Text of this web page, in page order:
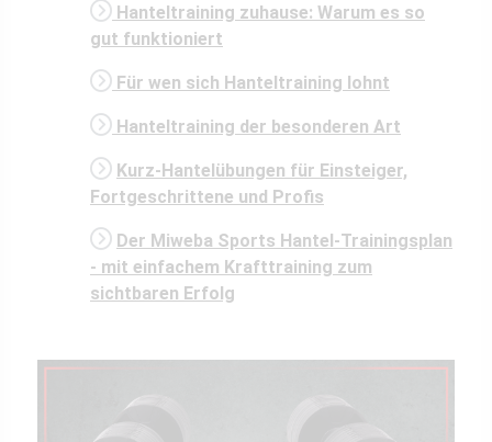
Hanteltraining zuhause: Warum es so
gut funktioniert
Für wen sich Hanteltraining lohnt
Hanteltraining der besonderen Art
Kurz-Hantelübungen für Einsteiger,
Fortgeschrittene und Profis
Der Miweba Sports Hantel-Trainingsplan
- mit einfachem Krafttraining zum
sichtbaren Erfolg